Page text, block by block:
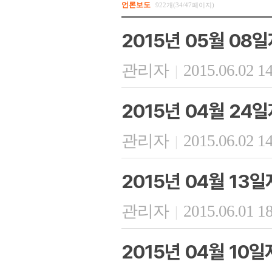
언론보도 922개(34/47페이지)
2015년 05월 08일
관리자 | 2015.06.02
2015년 04월 24일
관리자 | 2015.06.02
2015년 04월 13일
관리자 | 2015.06.01
2015년 04월 10일